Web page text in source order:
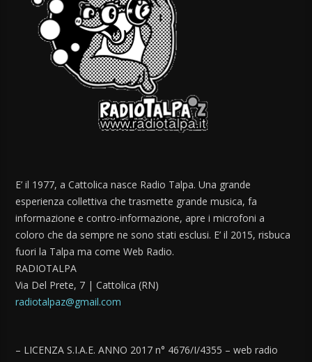
E’ il 1977, a Cattolica nasce Radio Talpa. Una grande
esperienza collettiva che trasmette grande musica, fa
informazione e contro-informazione, apre i microfoni a
coloro che da sempre ne sono stati esclusi. E’ il 2015, risbuca
fuori la Talpa ma come Web Radio.
RADIOTALPA
Via Del Prete, 7 | Cattolica (RN)
radiotalpaz@gmail.com
– LICENZA S.I.A.E. ANNO 2017 n° 4676/I/4355 – web radio